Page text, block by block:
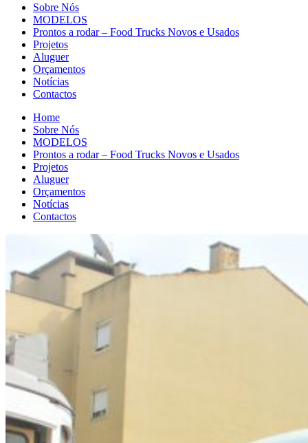
Sobre Nós
MODELOS
Prontos a rodar – Food Trucks Novos e Usados
Projetos
Aluguer
Orçamentos
Notícias
Contactos
Home
Sobre Nós
MODELOS
Prontos a rodar – Food Trucks Novos e Usados
Projetos
Aluguer
Orçamentos
Notícias
Contactos